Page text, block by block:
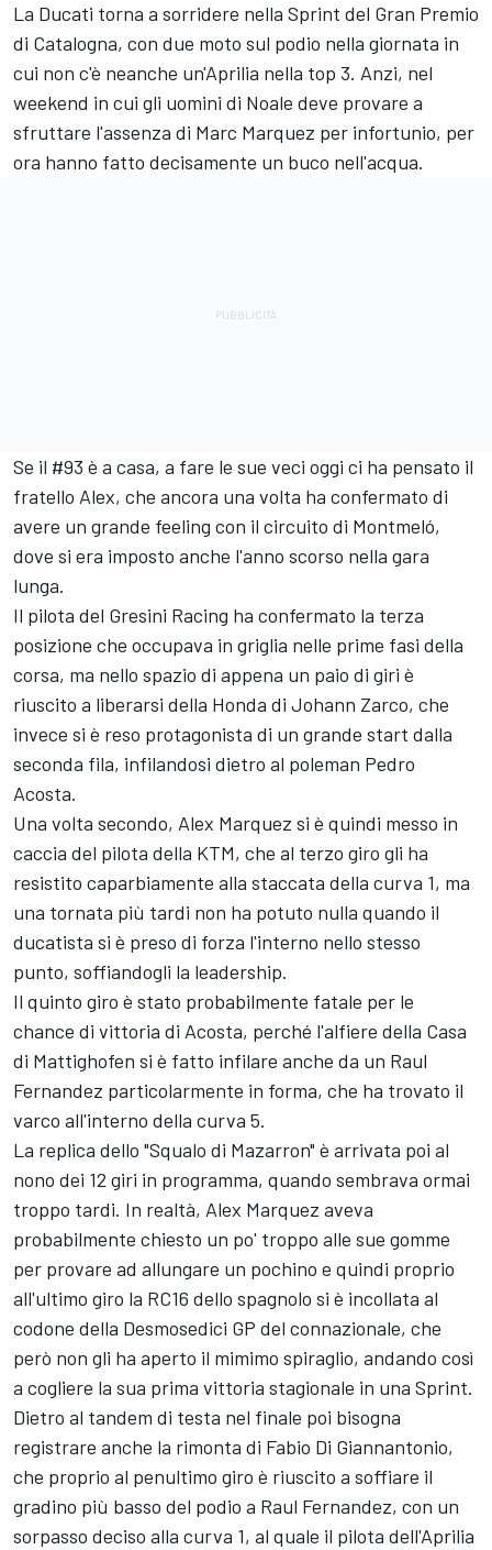
La Ducati torna a sorridere nella Sprint del Gran Premio
di Catalogna, con due moto sul podio nella giornata in
cui non c'è neanche un'Aprilia nella top 3. Anzi, nel
weekend in cui gli uomini di Noale deve provare a
sfruttare l'assenza di Marc Marquez per infortunio, per
ora hanno fatto decisamente un buco nell'acqua.
Se il #93 è a casa, a fare le sue veci oggi ci ha pensato il
fratello Alex, che ancora una volta ha confermato di
avere un grande feeling con il circuito di Montmeló,
dove si era imposto anche l'anno scorso nella gara
lunga.
Il pilota del Gresini Racing ha confermato la terza
posizione che occupava in griglia nelle prime fasi della
corsa, ma nello spazio di appena un paio di giri è
riuscito a liberarsi della Honda di Johann Zarco, che
invece si è reso protagonista di un grande start dalla
seconda fila, infilandosi dietro al poleman Pedro
Acosta.
Una volta secondo, Alex Marquez si è quindi messo in
caccia del pilota della KTM, che al terzo giro gli ha
resistito caparbiamente alla staccata della curva 1, ma
una tornata più tardi non ha potuto nulla quando il
ducatista si è preso di forza l'interno nello stesso
punto, soffiandogli la leadership.
Il quinto giro è stato probabilmente fatale per le
chance di vittoria di Acosta, perché l'alfiere della Casa
di Mattighofen si è fatto infilare anche da un Raul
Fernandez particolarmente in forma, che ha trovato il
varco all'interno della curva 5.
La replica dello "Squalo di Mazarron" è arrivata poi al
nono dei 12 giri in programma, quando sembrava ormai
troppo tardi. In realtà, Alex Marquez aveva
probabilmente chiesto un po' troppo alle sue gomme
per provare ad allungare un pochino e quindi proprio
all'ultimo giro la RC16 dello spagnolo si è incollata al
codone della Desmosedici GP del connazionale, che
però non gli ha aperto il mimimo spiraglio, andando così
a cogliere la sua prima vittoria stagionale in una Sprint.
Dietro al tandem di testa nel finale poi bisogna
registrare anche la rimonta di Fabio Di Giannantonio,
che proprio al penultimo giro è riuscito a soffiare il
gradino più basso del podio a Raul Fernandez, con un
sorpasso deciso alla curva 1, al quale il pilota dell'Aprilia